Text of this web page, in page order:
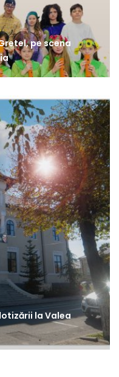
pe scena
la Valea